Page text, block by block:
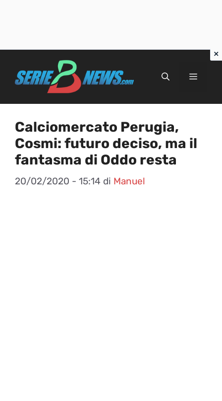
Menu
Calciomercato Perugia,
Cosmi: futuro deciso, ma il
fantasma di Oddo resta
20/02/2020 - 15:14 di Manuel